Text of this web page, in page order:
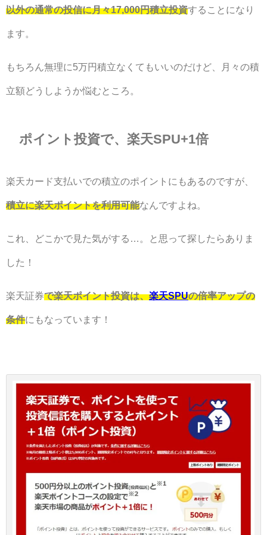
以外の通常の投信に月々17,000円積立投資することになり
ます。
もちろん無理に5万円積立なくてもいいのだけど、月々の積
立額どうしようか悩むところ。
ポイント投資で、楽天SPU+1倍
楽天カード支払いでの積立のポイントにもあるのですが、
積立に楽天ポイントを利用可能なんですよね。
これ、どこかで見た気がする…。と思って探したらありま
した！
楽天証券で楽天ポイント投資は、楽天SPUの倍率アップの
条件にもなっています！